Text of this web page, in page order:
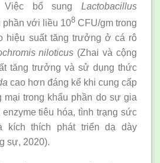
Việc bổ sung Lactobacillus
phần với liều 108 CFU/gm trong
hiệu suất tăng trưởng ở cá rô
niloticus (Zhai và cộng
tăng trưởng và sử dụng thức
cao hơn đáng kể khi cung cấp
mại trong khẩu phần do sự gia
tiêu hóa, tình trạng sức
kích thích phát triển dạ dày
sự, 2020).